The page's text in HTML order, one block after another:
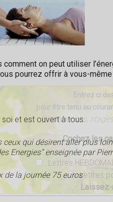
on peut utiliser
pourrez offrir à vous-
et est ouvert à tous.
qui désirent aller plus
Energies” enseignée par
de la journée 75 euros
Entrez ci
pour être tenu au
(conférences,
Cochez les
Lettres
Lettres